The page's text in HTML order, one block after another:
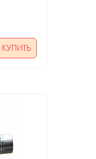
КУПИТЬ